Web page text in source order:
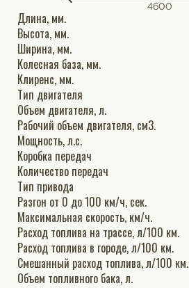
4600
Длина, мм.
Высота, мм.
Ширина, мм.
Колесная база, мм.
Клиренс, мм.
Тип двигателя
Объем двигателя, л.
Рабочий объем двигателя, см3.
Мощность, л.с.
Коробка передач
Количество передач
Тип привода
Разгон от 0 до 100 км/ч, сек.
Максимальная скорость, км/ч.
Расход топлива на трассе, л/100 км.
Расход топлива в городе, л/100 км.
Смешанный расход топлива, л/100 км.
Объем топливного бака, л.